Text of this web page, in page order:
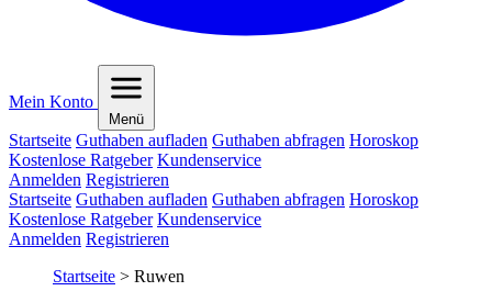
Mein Konto
Menü
Startseite Guthaben aufladen Guthaben abfragen Horoskop
Kostenlose Ratgeber Kundenservice
Anmelden Registrieren
Startseite Guthaben aufladen Guthaben abfragen Horoskop
Kostenlose Ratgeber Kundenservice
Anmelden Registrieren
Startseite > Ruwen